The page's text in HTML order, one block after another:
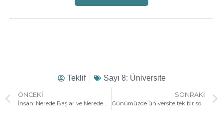
Teklif Sayı 8: Üniversite
ÖNCEKI
İnsan: Nerede Başlar ve Nerede Biter?
SONRAKI
Günümüzde üniversite tek bir soru etrafında bir araya getirilebilse bu soru ne olmalı?